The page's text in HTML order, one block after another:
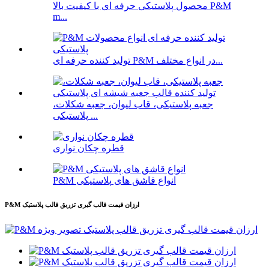
محصول پلاستیکی حرفه ای با کیفیت بالا P&M
m...
تولید کننده حرفه ای P&M در انواع مختلف...
جعبه پلاستیکی، قاب لیوان، جعبه شکلات،
پلاستیکی ...
قطره چکان نواری
P&M انواع قاشق های پلاستیکی
P&M ارزان قیمت قالب گیری تزریق قالب پلاستیک